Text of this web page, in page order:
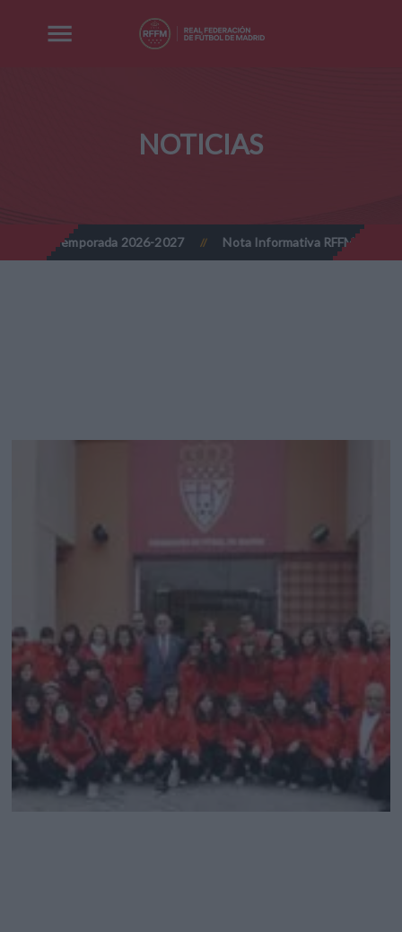
NOTICIAS
2026-2027 // Nota Informativa RFFM - Implantación